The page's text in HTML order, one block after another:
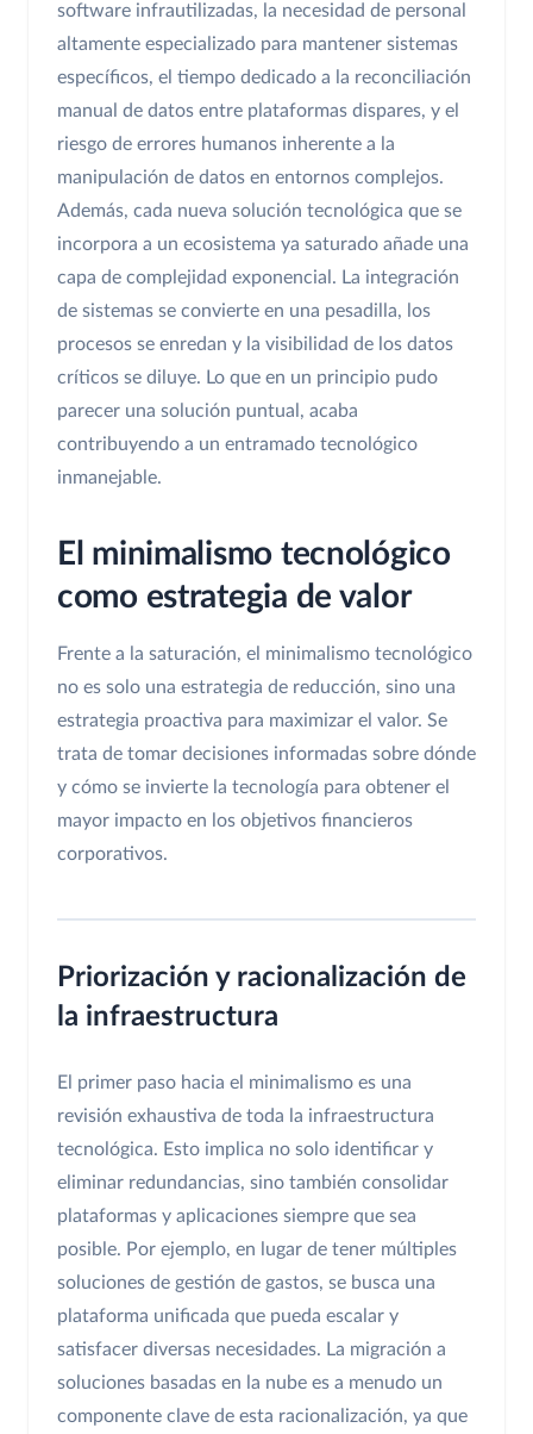
software infrautilizadas, la necesidad de personal
altamente especializado para mantener sistemas
específicos, el tiempo dedicado a la reconciliación
manual de datos entre plataformas dispares, y el
riesgo de errores humanos inherente a la
manipulación de datos en entornos complejos.
Además, cada nueva solución tecnológica que se
incorpora a un ecosistema ya saturado añade una
capa de complejidad exponencial. La integración
de sistemas se convierte en una pesadilla, los
procesos se enredan y la visibilidad de los datos
críticos se diluye. Lo que en un principio pudo
parecer una solución puntual, acaba
contribuyendo a un entramado tecnológico
inmanejable.
El minimalismo tecnológico
como estrategia de valor
Frente a la saturación, el minimalismo tecnológico
no es solo una estrategia de reducción, sino una
estrategia proactiva para maximizar el valor. Se
trata de tomar decisiones informadas sobre dónde
y cómo se invierte la tecnología para obtener el
mayor impacto en los objetivos financieros
corporativos.
Priorización y racionalización de
la infraestructura
El primer paso hacia el minimalismo es una
revisión exhaustiva de toda la infraestructura
tecnológica. Esto implica no solo identificar y
eliminar redundancias, sino también consolidar
plataformas y aplicaciones siempre que sea
posible. Por ejemplo, en lugar de tener múltiples
soluciones de gestión de gastos, se busca una
plataforma unificada que pueda escalar y
satisfacer diversas necesidades. La migración a
soluciones basadas en la nube es a menudo un
componente clave de esta racionalización, ya que